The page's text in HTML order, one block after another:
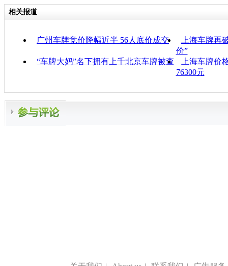
相关报道
广州车牌竞价降幅近半 56人底价成交
上海车牌再
价”
“车牌大妈”名下拥有上千北京车牌被查
上海车牌价
76300元